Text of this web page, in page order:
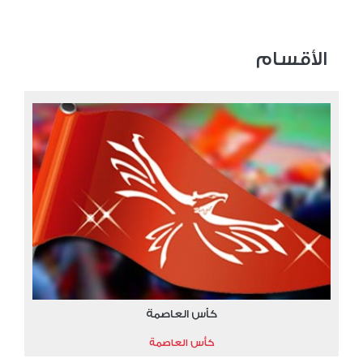
الأقسام
كأس العاصمة
كأس العاصمة